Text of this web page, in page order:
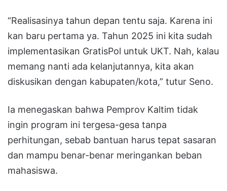
“Realisasinya tahun depan tentu saja. Karena ini
kan baru pertama ya. Tahun 2025 ini kita sudah
implementasikan GratisPol untuk UKT. Nah, kalau
memang nanti ada kelanjutannya, kita akan
diskusikan dengan kabupaten/kota,” tutur Seno.
Ia menegaskan bahwa Pemprov Kaltim tidak
ingin program ini tergesa-gesa tanpa
perhitungan, sebab bantuan harus tepat sasaran
dan mampu benar-benar meringankan beban
mahasiswa.